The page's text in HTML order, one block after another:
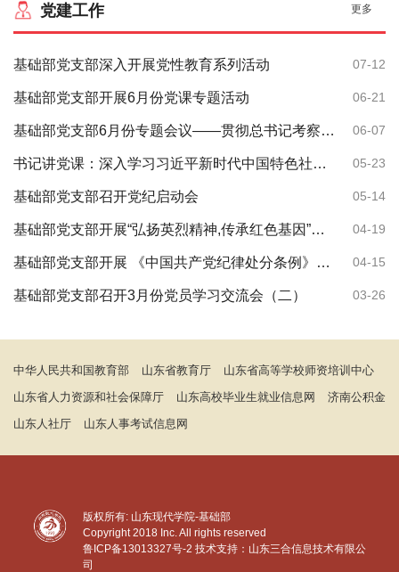
党建工作 更多
基础部党支部深入开展党性教育系列活动 07-12
基础部党支部开展6月份党课专题活动 06-21
基础部党支部6月份专题会议——贯彻总书记考察山东的重要讲话精神 06-07
书记讲党课：深入学习习近平新时代中国特色社会主义思想 05-23
基础部党支部召开党纪启动会 05-14
基础部党支部开展“弘扬英烈精神,传承红色基因”系列活动 04-19
基础部党支部开展 《中国共产党纪律处分条例》专题培训学习会 04-15
基础部党支部召开3月份党员学习交流会（二） 03-26
中华人民共和国教育部 山东省教育厅
山东省高等学校师资培训中心
山东省人力资源和社会保障厅
山东高校毕业生就业信息网
济南公积金
山东人社厅
山东人事考试信息网
版权所有: 山东现代学院-基础部
Copyright 2018 Inc. All rights reserved
鲁ICP备13013327号-2技术支持：山东三合信息技术有限公
司